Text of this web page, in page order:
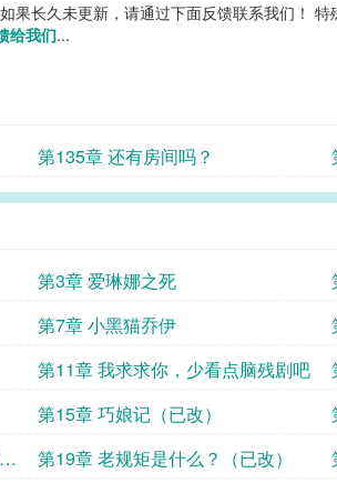
果长久未更新，请通过下面反馈联系我们！ 特
给我们...
第135章 还有房间吗？
第3章 爱琳娜之死
第7章 小黑猫乔伊
第11章 我求求你，少看点脑残剧吧
第15章 巧娘记（已改）
第19章 老规矩是什么？（已改）